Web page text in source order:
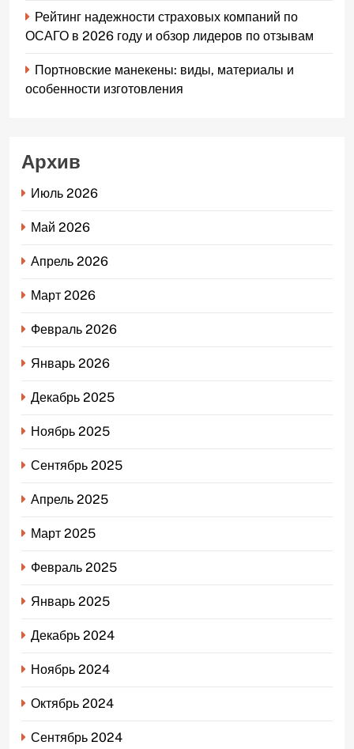
Рейтинг надежности страховых компаний по
ОСАГО в 2026 году и обзор лидеров по отзывам
Портновские манекены: виды, материалы и
особенности изготовления
Архив
Июль 2026
Май 2026
Апрель 2026
Март 2026
Февраль 2026
Январь 2026
Декабрь 2025
Ноябрь 2025
Сентябрь 2025
Апрель 2025
Март 2025
Февраль 2025
Январь 2025
Декабрь 2024
Ноябрь 2024
Октябрь 2024
Сентябрь 2024